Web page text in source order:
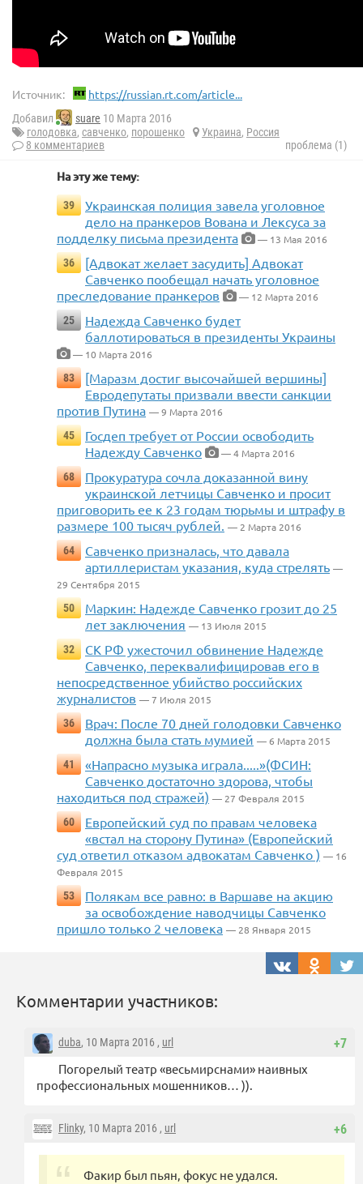
Источник: https://russian.rt.com/article...
Добавил suare 10 Марта 2016
голодовка, савченко, порошенко Украина, Россия
8 комментариев
проблема (1)
На эту же тему:
39
Украинская полиция завела уголовное
дело на пранкеров Вована и Лексуса за
подделку письма президента
— 13 Мая 2016
36
[Адвокат желает засудить] Адвокат
Савченко пообещал начать уголовное
преследование пранкеров
— 12 Марта 2016
25
Надежда Савченко будет
баллотироваться в президенты Украины
— 10 Марта 2016
83
[Маразм достиг высочайшей вершины]
Евродепутаты призвали ввести санкции
против Путина — 9 Марта 2016
45
Госдеп требует от России освободить
Надежду Савченко
— 4 Марта 2016
68
Прокуратура сочла доказанной вину
украинской летчицы Савченко и просит
приговорить ее к 23 годам тюрьмы и штрафу в
размере 100 тысяч рублей. — 2 Марта 2016
64
Савченко призналась, что давала
артиллеристам указания, куда стрелять —
29 Сентября 2015
50
Маркин: Надежде Савченко грозит до 25
лет заключения — 13 Июля 2015
32
СК РФ ужесточил обвинение Надежде
Савченко, переквалифицировав его в
непосредственное убийство российских
журналистов — 7 Июля 2015
36
Врач: После 70 дней голодовки Савченко
должна была стать мумией — 6 Марта 2015
41
«Напрасно музыка играла.....»(ФСИН:
Савченко достаточно здорова, чтобы
находиться под стражей) — 27 Февраля 2015
60
Европейский суд по правам человека
«встал на сторону Путина» (Европейский
суд ответил отказом адвокатам Савченко ) — 16
Февраля 2015
53
Полякам все равно: в Варшаве на акцию
за освобождение наводчицы Савченко
пришло только 2 человека — 28 Января 2015
Комментарии участников:
+7
duba, 10 Марта 2016 , url
Погорелый театр «весьмирснами» наивных
профессиональных мошенников… )).
+6
Flinky, 10 Марта 2016 , url
Факир был пьян, фокус не удался.